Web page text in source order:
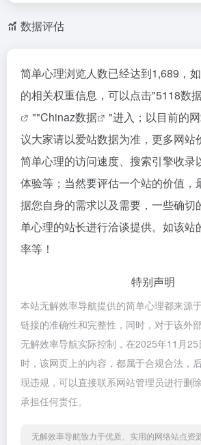
数据评估
简单心理浏览人数已经达到1,689，
的相关权重信息，可以点击"5118数
""Chinaz数据
"进入；以目前的
议大家请以爱站数据为准，更多网站
简单心理的访问速度、搜索引擎收录
体验等；当然要评估一个站的价值，
据您自身的需求以及需要，一些确切
单心理的站长进行洽谈提供。如该站
率等！
特别声明
本站无解效率导航提供的简单心理都来源
链接的准确性和完整性，同时，对于该外
无解效率导航实际控制，在2025年11月
时，该网页上的内容，都属于合规合法，
现违规，可以直接联系网站管理员进行删
承担任何责任。
无解效率导航致力于优质、实用的网络站点资